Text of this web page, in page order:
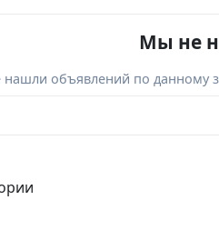
Мы не
объявлений по данному